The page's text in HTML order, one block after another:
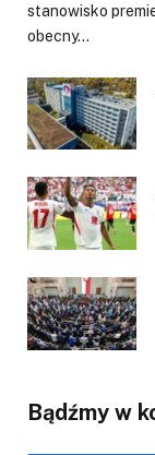
stanowisko
obecny…
Bądźmy w